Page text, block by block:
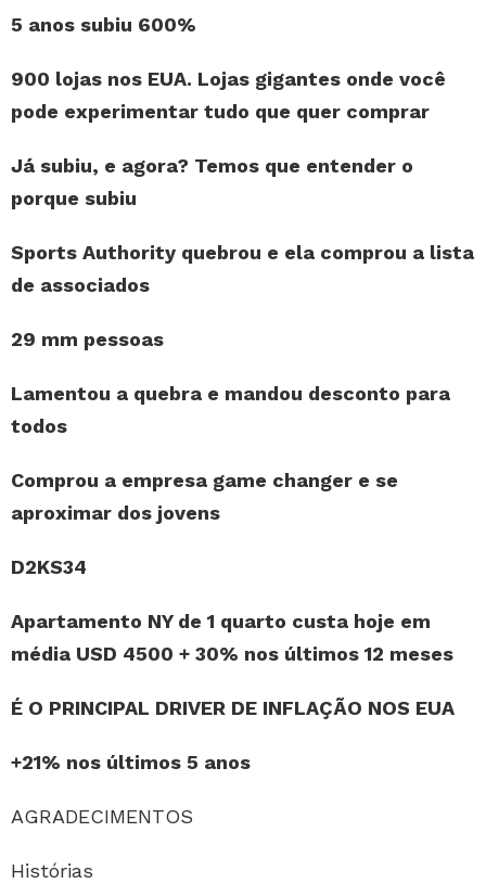
5 anos subiu 600%
900 lojas nos EUA. Lojas gigantes onde você
pode experimentar tudo que quer comprar
Já subiu, e agora? Temos que entender o
porque subiu
Sports Authority quebrou e ela comprou a lista
de associados
29 mm pessoas
Lamentou a quebra e mandou desconto para
todos
Comprou a empresa game changer e se
aproximar dos jovens
D2KS34
Apartamento NY de 1 quarto custa hoje em
média USD 4500 + 30% nos últimos 12 meses
É O PRINCIPAL DRIVER DE INFLAÇÃO NOS EUA
+21% nos últimos 5 anos
AGRADECIMENTOS
Histórias